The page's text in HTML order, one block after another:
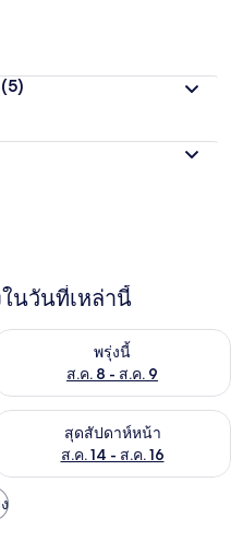
(5)
นวันที่เหล่านี้
.ค. 7 - ส.ค. 8พรุ่งนี้
ส.ค. 8 - ส.ค. 9
รวจสอบจำนวนห้องพักว่างใน
าห์นี้ ส.ค. 7 - ส.ค. 9
สุดสัปดาห์หน้า
ส.ค. 14 - ส.ค. 16
วจสอบจำนวนห้องพักว่างใน